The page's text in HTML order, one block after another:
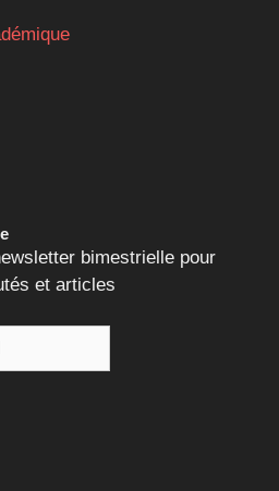
bimestrielle pour
et articles